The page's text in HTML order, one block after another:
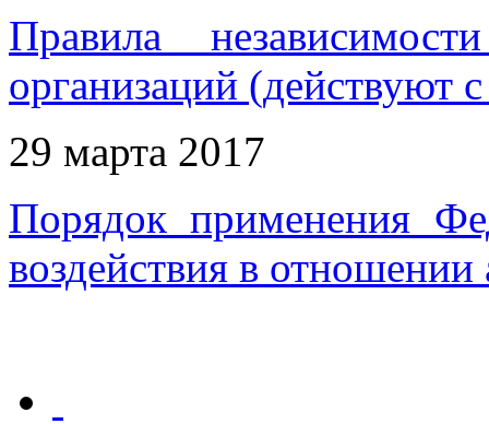
Правила
организаций (действуют
29 марта 2017
Порядок применения
воздействия в